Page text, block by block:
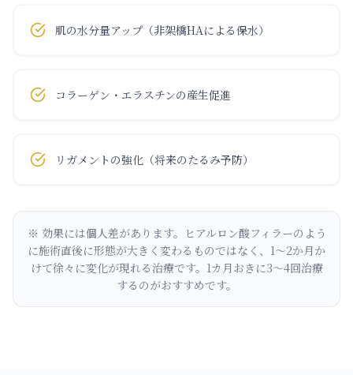
肌の水分量アップ（非架橋HAによる保水）
コラーゲン・エラスチンの産生促進
リガメントの強化（将来のたるみ予防）
※ 効果には個人差があります。ヒアルロン酸フィラーのよう
に施術直後に形態が大きく変わるものではなく、1〜2か月か
けて徐々に変化が現れる治療です。1カ月おきに3〜4回治療
するのがおすすめです。